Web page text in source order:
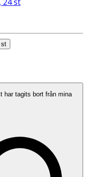
st
har tagits bort från mina